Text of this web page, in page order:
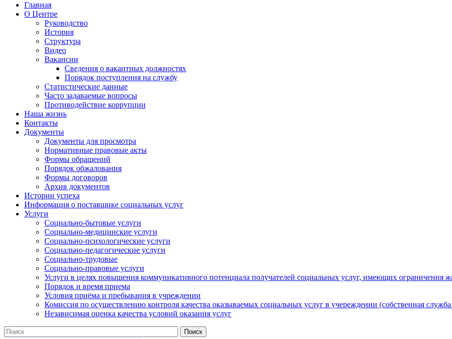
Главная
О Центре
Руководство
История
Структура
Видео
Вакансии
Сведения о вакантных должностях
Порядок поступления на службу
Статистические данные
Часто задаваемые вопросы
Противодействие коррупции
Наша жизнь
Контакты
Документы
Документы для просмотра
Нормативные правовые акты
Формы обращений
Порядок обжалования
Формы договоров
Архив документов
Истории успеха
Информация о поставщике социальных услуг
Услуги
Социально-бытовые услуги
Социально-медицинские услуги
Социально-психологические услуги
Социально-педагогические услуги
Социально-трудовые
Социально-правовые услуги
Услуги в целях повышения коммуникативного потенциала получателей социальных услуг, имеющих ограничения
Порядок и время приема
Условия приёма и пребывания в учреждении
Комиссия по осуществлению контроля качества оказываемых социальных услуг в учереждении (собственная
Независимая оценка качества условий оказания услуг